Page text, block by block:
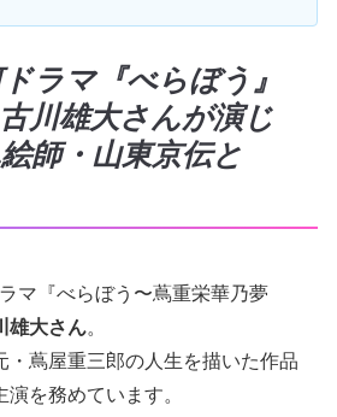
ラマ『べらぼう』
川雄大さんが演じ
師・山東京伝と
マ『べらぼう〜蔦重栄華乃夢
雄大さん。
・蔦屋重三郎の人生を描いた作品
を務めています。